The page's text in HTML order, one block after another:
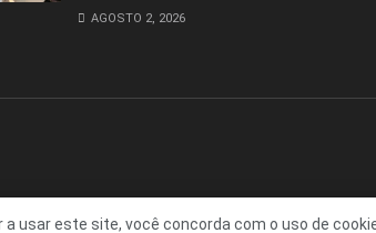
AGOSTO 2, 2026
usar este site, você concorda com o uso de